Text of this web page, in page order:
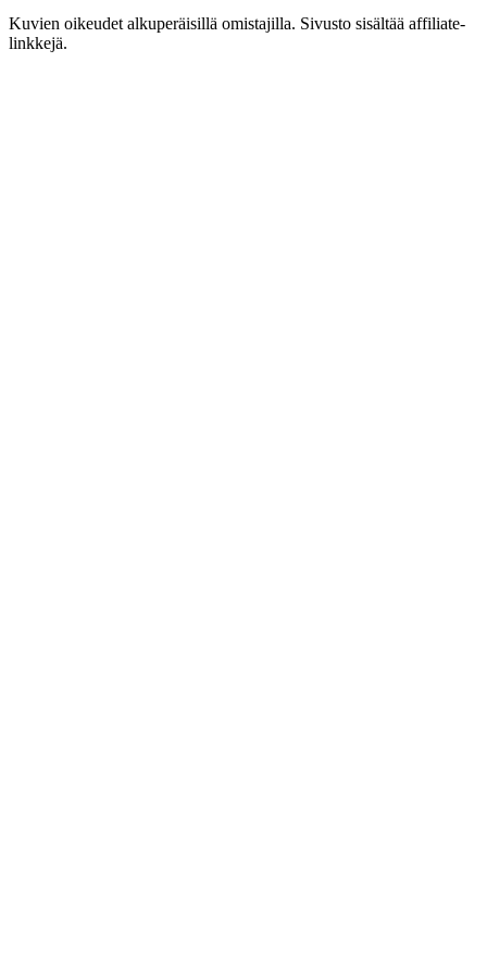
Kuvien oikeudet alkuperäisillä omistajilla. Sivusto sisältää affiliate-
linkkejä.